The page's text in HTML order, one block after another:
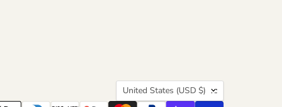
Country
United States (USD $)